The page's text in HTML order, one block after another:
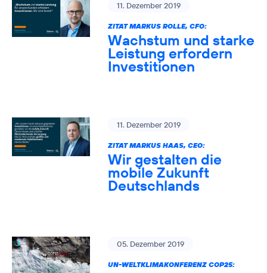
11. Dezember 2019
ZITAT MARKUS ROLLE, CFO:
Wachstum und starke
Leistung erfordern
Investitionen
11. Dezember 2019
ZITAT MARKUS HAAS, CEO:
Wir gestalten die
mobile Zukunft
Deutschlands
05. Dezember 2019
UN-WELTKLIMAKONFERENZ COP25: